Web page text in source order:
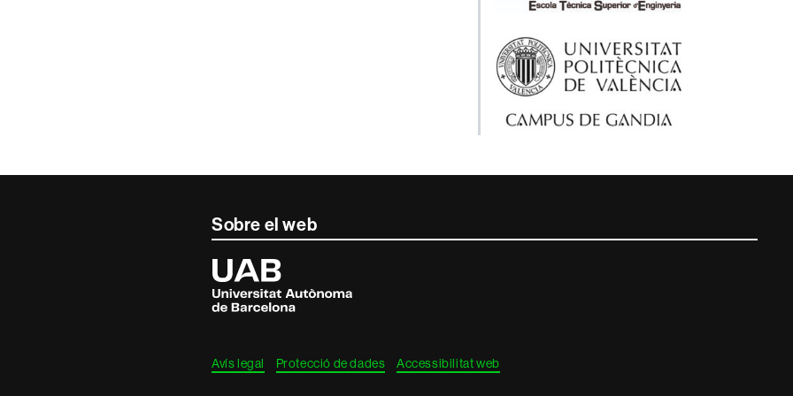
Sobre el web
Universitat
Autònoma
de
Barcelona
Avís legal Protecció de dades Accessibilitat web